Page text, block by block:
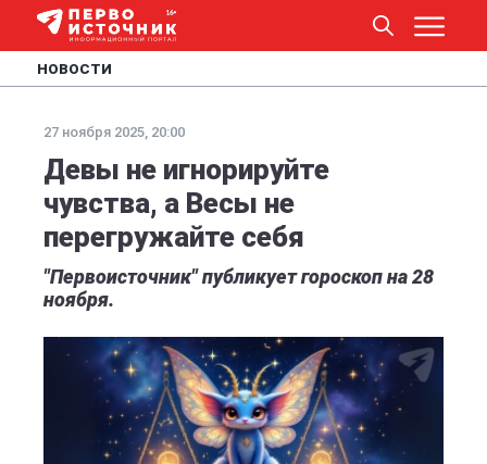
НОВОСТИ
27 ноября 2025, 20:00
Девы не игнорируйте
чувства, а Весы не
перегружайте себя
"Первоисточник" публикует гороскоп на 28
ноября.